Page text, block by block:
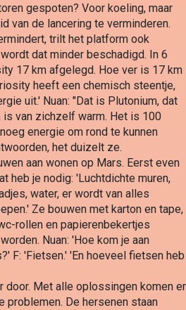
gespoten? Voor koeling, maar
van de lancering te verminderen.
trilt het platform ook
dat minder beschadigd. In 6
17 km afgelegd. Hoe ver is 17 km
heeft een chemisch steentje,
uit.' Nuan: "Dat is Plutonium, dat
van zichzelf warm. Het is 100
energie om rond te kunnen
het duizelt ze.
aan wonen op Mars. Eerst even
heb je nodig: 'Luchtdichte muren,
water, er wordt van alles
Ze bouwen met karton en tape,
rollen en papierenbekertjes
Nuan: 'Hoe kom je aan
F: 'Fietsen.' 'En hoeveel fietsen heb
door. Met alle oplossingen komen er
problemen. De hersenen staan